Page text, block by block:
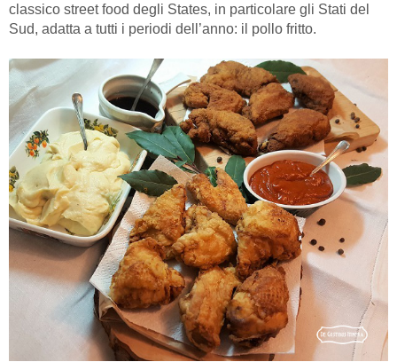
classico street food degli States, in particolare gli Stati del
Sud, adatta a tutti i periodi dell’anno: il pollo fritto.